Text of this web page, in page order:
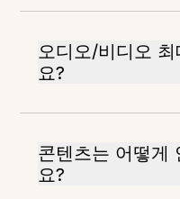
오디오/비디오
요?
콘텐츠는 어떻게
요?